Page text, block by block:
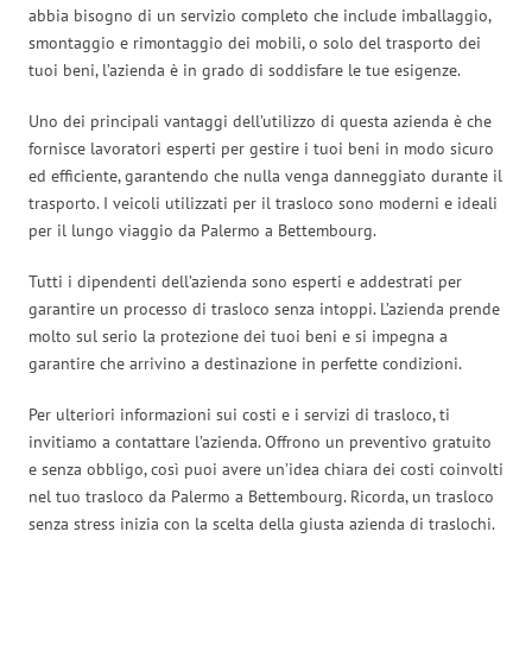
abbia bisogno di un servizio completo che include imballaggio,
smontaggio e rimontaggio dei mobili, o solo del trasporto dei
tuoi beni, l’azienda è in grado di soddisfare le tue esigenze.
Uno dei principali vantaggi dell’utilizzo di questa azienda è che
fornisce lavoratori esperti per gestire i tuoi beni in modo sicuro
ed efficiente, garantendo che nulla venga danneggiato durante il
trasporto. I veicoli utilizzati per il trasloco sono moderni e ideali
per il lungo viaggio da Palermo a Bettembourg.
Tutti i dipendenti dell’azienda sono esperti e addestrati per
garantire un processo di trasloco senza intoppi. L’azienda prende
molto sul serio la protezione dei tuoi beni e si impegna a
garantire che arrivino a destinazione in perfette condizioni.
Per ulteriori informazioni sui costi e i servizi di trasloco, ti
invitiamo a contattare l’azienda. Offrono un preventivo gratuito
e senza obbligo, così puoi avere un’idea chiara dei costi coinvolti
nel tuo trasloco da Palermo a Bettembourg. Ricorda, un trasloco
senza stress inizia con la scelta della giusta azienda di traslochi.